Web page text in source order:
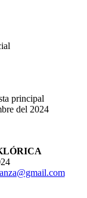
principal
del 2024